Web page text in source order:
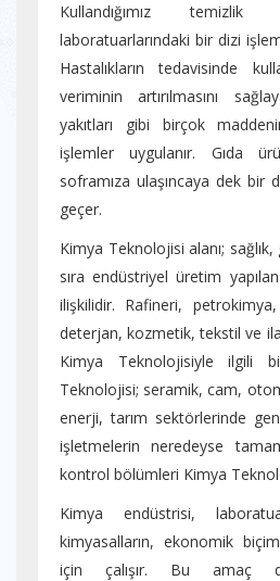
Kullandığımız
laboratuarlarındaki bir dizi
Hastalıkların tedavisinde
veriminin artırılmasını
yakıtları gibi birçok
işlemler uygulanır. Gıda
soframıza ulaşıncaya dek bir
geçer.
Kimya Teknolojisi alanı;
sıra endüstriyel üretim
ilişkilidir. Rafineri,
deterjan, kozmetik, tekstil ve
Kimya Teknolojisiyle ilgili
Teknolojisi; seramik, cam,
enerji, tarım sektörlerinde
işletmelerin neredeyse
kontrol bölümleri Kimya
Kimya endüstrisi,
kimyasalların, ekonomik
için çalışır. Bu amaç